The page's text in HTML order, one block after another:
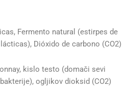
Fermento natural (estirpes de
Dióxido de carbono (CO2)
kislo testo (domači sevi
ogljikov dioksid (CO2)